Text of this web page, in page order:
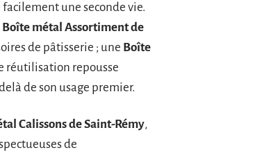
facilement une seconde vie.
Boîte métal Assortiment de
de pâtisserie ; une Boîte
réutilisation repousse
de son usage premier.
Calissons de Saint-Rémy,
de